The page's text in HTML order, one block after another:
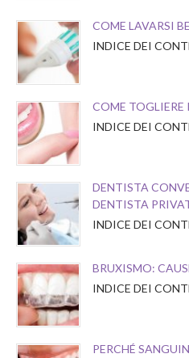
COME LAVARSI
INDICE DEI
COME
INDICE DEI
DENTISTA
DENTISTA
INDICE DEI
BRUXISMO:
INDICE DEI
PERCHÉ